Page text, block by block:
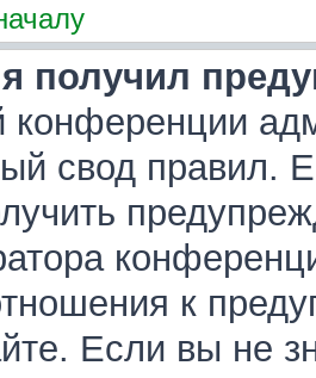
получил
свод правил.
к
Если вы не